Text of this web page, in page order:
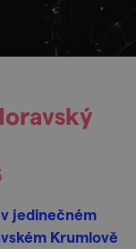
jedinečném
Krumlově